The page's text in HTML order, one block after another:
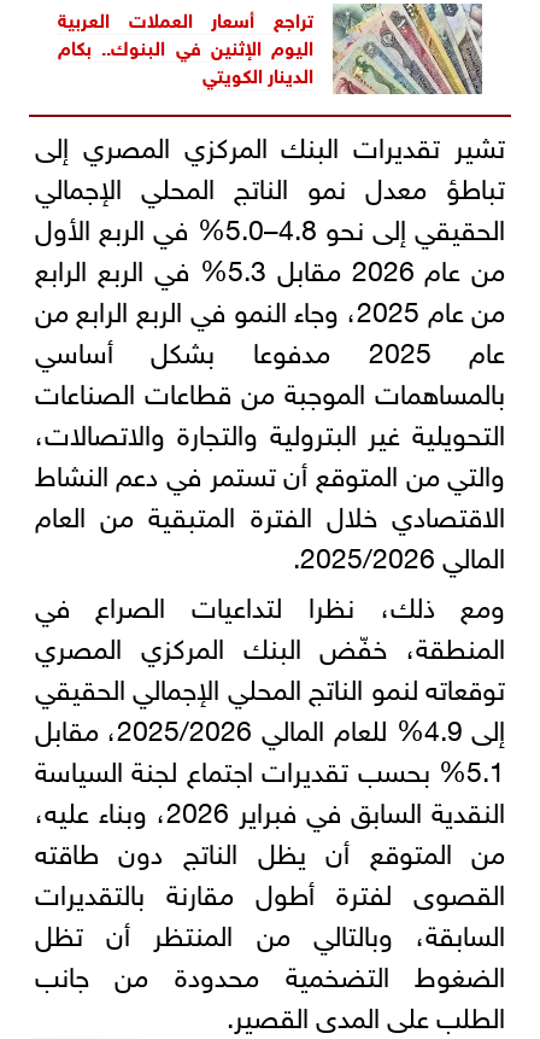
تراجع أسعار العملات العربية
اليوم الإثنين في البنوك.. بكام
الدينار الكويتي
تشير تقديرات البنك المركزي المصري إلى
تباطؤ معدل نمو الناتج المحلي الإجمالي
الحقيقي إلى نحو 4.8–5.0% في الربع الأول
من عام 2026 مقابل 5.3% في الربع الرابع
من عام 2025، وجاء النمو في الربع الرابع من
عام 2025 مدفوعا بشكل أساسي
بالمساهمات الموجبة من قطاعات الصناعات
التحويلية غير البترولية والتجارة والاتصالات،
والتي من المتوقع أن تستمر في دعم النشاط
الاقتصادي خلال الفترة المتبقية من العام
المالي 2025/2026.
ومع ذلك، نظرا لتداعيات الصراع في
المنطقة، خفّض البنك المركزي المصري
توقعاته لنمو الناتج المحلي الإجمالي الحقيقي
إلى 4.9% للعام المالي 2025/2026، مقابل
5.1% بحسب تقديرات اجتماع لجنة السياسة
النقدية السابق في فبراير 2026، وبناء عليه،
من المتوقع أن يظل الناتج دون طاقته
القصوى لفترة أطول مقارنة بالتقديرات
السابقة، وبالتالي من المنتظر أن تظل
الضغوط التضخمية محدودة من جانب
الطلب على المدى القصير.